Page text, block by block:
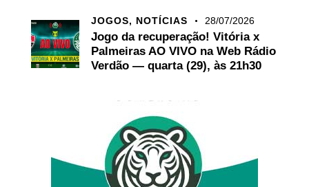
JOGOS, NOTÍCIAS 28/07/2026
Jogo da recuperação! Vitória x
Palmeiras AO VIVO na Web Rádio
Verdão — quarta (29), às 21h30